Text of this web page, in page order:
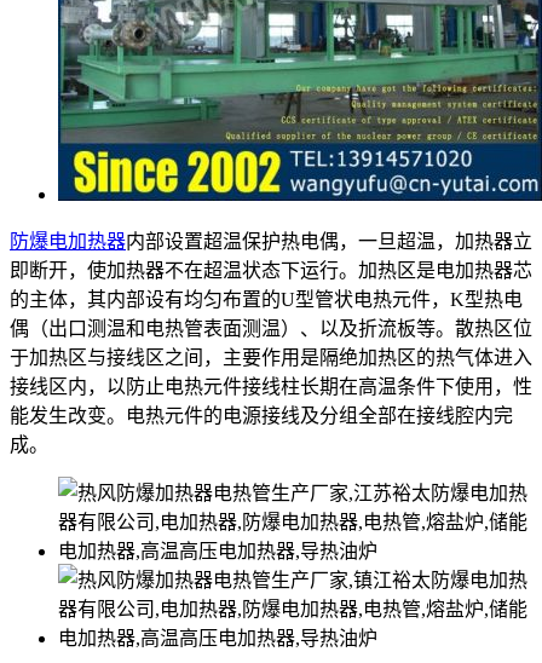
防爆电加热器内部设置超温保护热电偶，一旦超温，加热器立
即断开，使加热器不在超温状态下运行。加热区是电加热器芯
的主体，其内部设有均匀布置的U型管状电热元件，K型热电
偶（出口测温和电热管表面测温）、以及折流板等。散热区位
于加热区与接线区之间，主要作用是隔绝加热区的热气体进入
接线区内，以防止电热元件接线柱长期在高温条件下使用，性
能发生改变。电热元件的电源接线及分组全部在接线腔内完
成。